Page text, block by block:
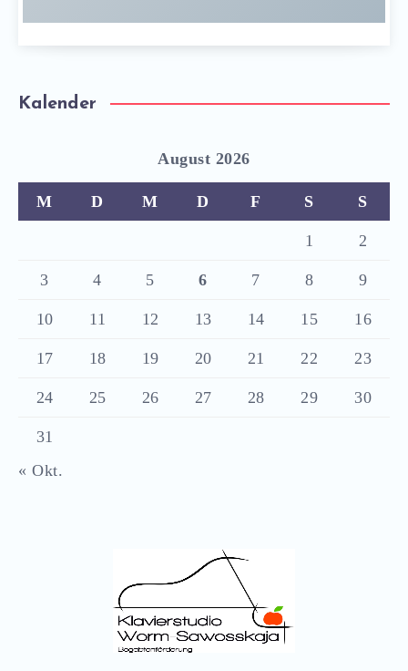
Kalender
August 2026
M D M D F S S
1 2
3 4 5 6 7 8 9
10 11 12 13 14 15 16
17 18 19 20 21 22 23
24 25 26 27 28 29 30
31
« Okt.